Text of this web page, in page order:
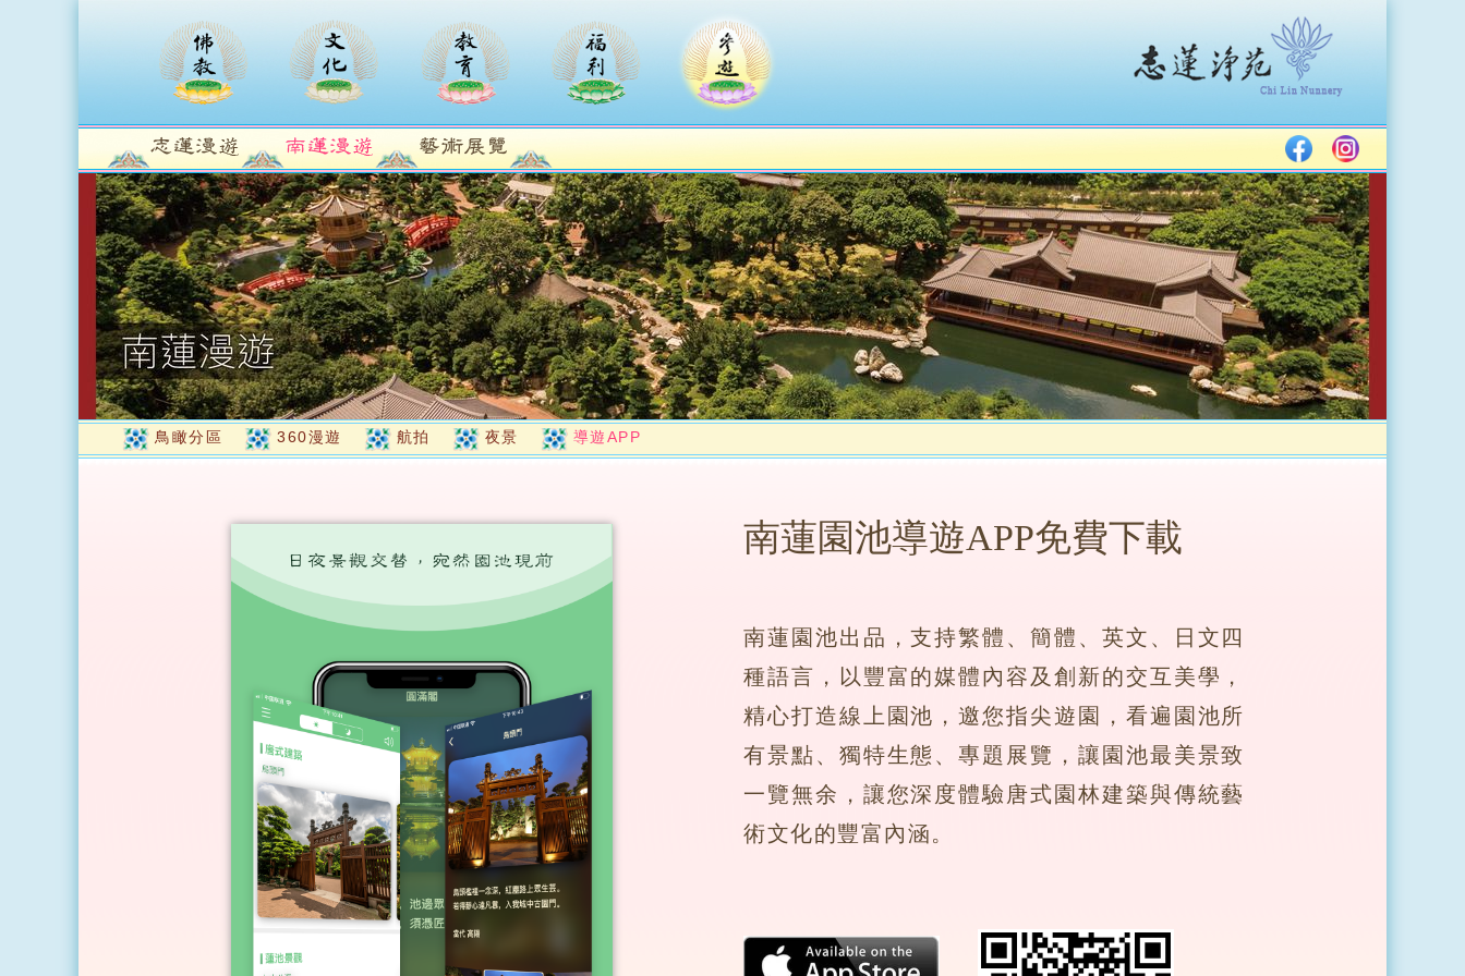
鳥瞰分區 360漫遊 航拍 夜景 導遊APP
南蓮園池導遊APP免費下載
南蓮園池出品，支持繁體、簡體、英文、日文四
種語言，以豐富的媒體內容及創新的交互美學，
精心打造線上園池，邀您指尖遊園，看遍園池所
有景點、獨特生態、專題展覽，讓園池最美景致
一覽無余，讓您深度體驗唐式園林建築與傳統藝
術文化的豐富內涵。